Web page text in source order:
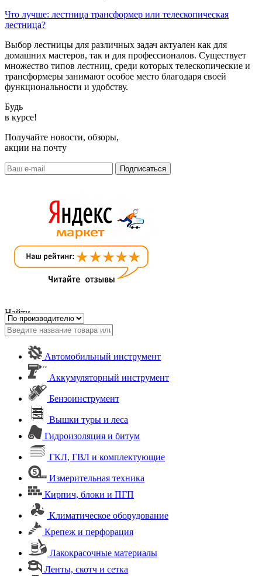
Что лучше: лестница трансформер или телескопическая
лестница?
Выбор лестницы для различных задач актуален как для
домашних мастеров, так и для профессионалов. Существует
множество типов лестниц, среди которых телескопические и
трансформеры занимают особое место благодаря своей
функциональности и удобству.
Будь
в курсе!
Получайте новости, обзоры,
акции на почту
Найти
Автомобильный инструмент
Аккумуляторный инструмент
Бензоинструмент
Вышки туры и леса
Гидроизоляция и битум
ГКЛ, ГВЛ и комплектующие
Измерительная техника
Кирпич, блоки и ПГП
Климатическое оборудование
Крепеж и перфорация
Лакокрасочные материалы
Ленты, скотч и сетка